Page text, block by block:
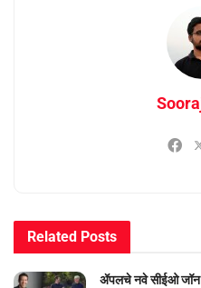
Related Posts
ॲपलचे नवे सीईओ जॉन